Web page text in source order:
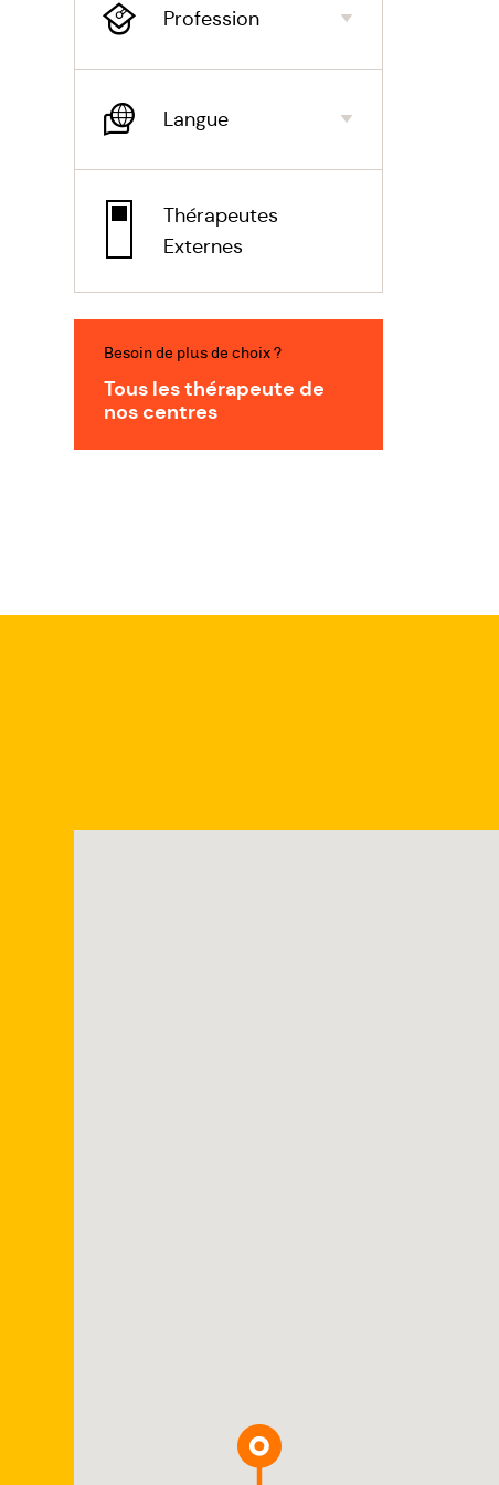
Profession
Langue
Thérapeutes
Externes
Besoin de plus de choix ?
Tous les thérapeute de
nos centres